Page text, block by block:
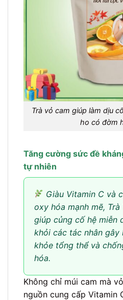
Trà vỏ cam giúp làm dịu
ho có đờm
Tăng cường sức đề
tự nhiên
Giàu Vitamin C và
oxy hóa mạnh mẽ, Trà
giúp củng cố hệ miễn
khỏi các tác nhân gây
khỏe tổng thể và
hóa.
Không chỉ múi cam mà
nguồn cung cấp Vitamin